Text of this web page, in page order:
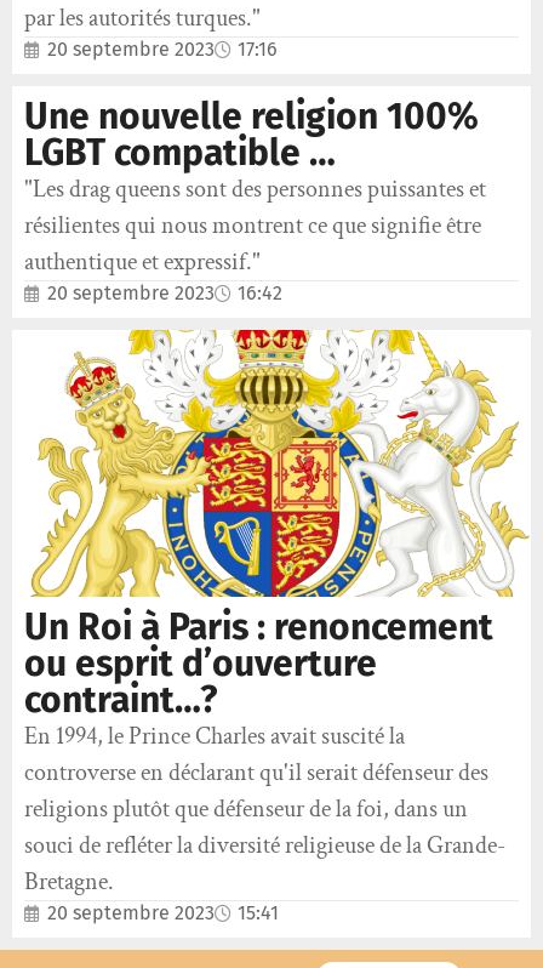
par les autorités turques."
20 septembre 2023 17:16
Une nouvelle religion 100%
LGBT compatible …
"Les drag queens sont des personnes puissantes et
résilientes qui nous montrent ce que signifie être
authentique et expressif."
20 septembre 2023 16:42
Un Roi à Paris : renoncement
ou esprit d’ouverture
contraint…?
En 1994, le Prince Charles avait suscité la
controverse en déclarant qu'il serait défenseur des
religions plutôt que défenseur de la foi, dans un
souci de refléter la diversité religieuse de la Grande-
Bretagne.
20 septembre 2023 15:41